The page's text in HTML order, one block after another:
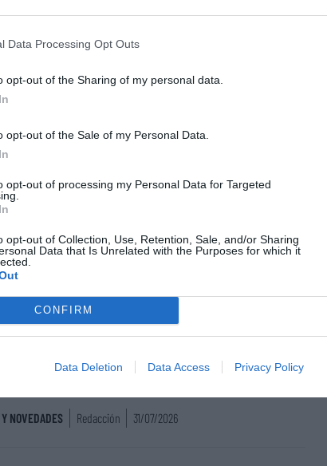
Data Processing Opt Outs
opt-out of the Sharing of my personal data.
opt-out of the Sale of my Personal Data.
opt-out of processing my Personal Data for Targeted
opt-out of Collection, Use, Retention, Sale, and/or Sharing
Data that Is Unrelated with the Purposes for which it
CONFIRM
Data Deletion Data Access Privacy Policy
de Farmacéuticos de Alicante
online de medicamentos de
seguridad y trazabilidad
Isabel Marín Moral
Nacional Farmacéutico de
NOVEDADES Redacción 31/07/2026